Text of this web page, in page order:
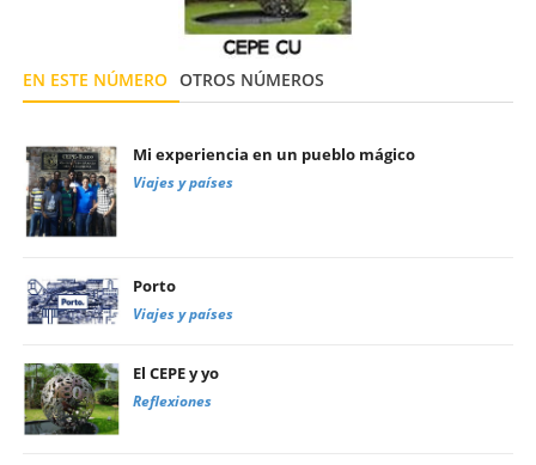
EN ESTE NÚMERO OTROS NÚMEROS
Mi experiencia en un pueblo mágico
Viajes y países
Porto
Viajes y países
El CEPE y yo
Reflexiones